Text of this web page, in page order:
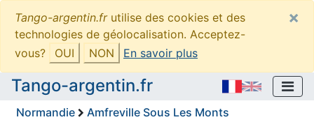
Tango-argentin.frutilise des cookies et des
technologies de géolocalisation. Acceptez-
vous?
OUI NON En savoir plus
×
Tango-argentin.fr
Normandie Amfreville Sous Les Monts